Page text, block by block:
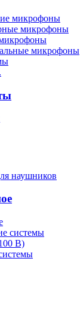
микрофоны
микрофоны
микрофоны
наушников
системы
В)